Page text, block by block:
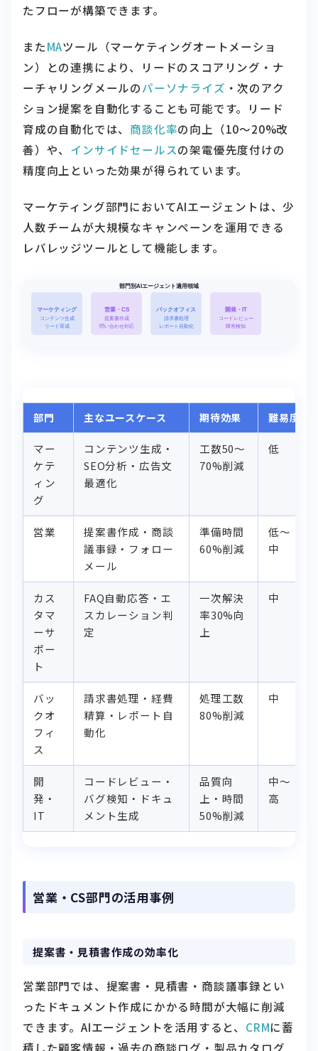
たフローが構築できます。
またMAツール（マーケティングオートメーショ
ン）との連携により、リードのスコアリング・ナ
ーチャリングメールのパーソナライズ ・次のアク
ション提案を自動化することも可能です。リード
育成の自動化では、 商談化率の向上（10〜20%改
善）や、 インサイドセールスの架電優先度付けの
精度向上といった効果が得られています。
マーケティング部門においてAIエージェントは、少
人数チームが大規模なキャンペーンを運用できる
レバレッジツールとして機能します。
部門 主なユースケース 期待効果 難易度
マー
ケテ
ィン
グ
コンテンツ生成・
SEO分析・広告文
最適化
工数50〜
70%削減
低
営業
提案書作成・商談
議事録・フォロー
メール
準備時間
60%削減
低〜
中
カス
タマ
ーサ
ポー
ト
FAQ自動応答・エ
スカレーション判
定
一次解決
率30%向
上
中
バッ
クオ
フィ
ス
請求書処理・経費
精算・レポート自
動化
処理工数
80%削減
中
開
発・
IT
コードレビュー・
バグ検知・ドキュ
メント生成
品質向
上・時間
50%削減
中〜
高
営業・CS部門の活用事例
提案書・見積書作成の効率化
営業部門では、提案書・見積書・商談議事録とい
ったドキュメント作成にかかる時間が大幅に削減
できます。AIエージェントを活用すると、 CRMに蓄
積した顧客情報・過去の商談ログ・製品カタログ